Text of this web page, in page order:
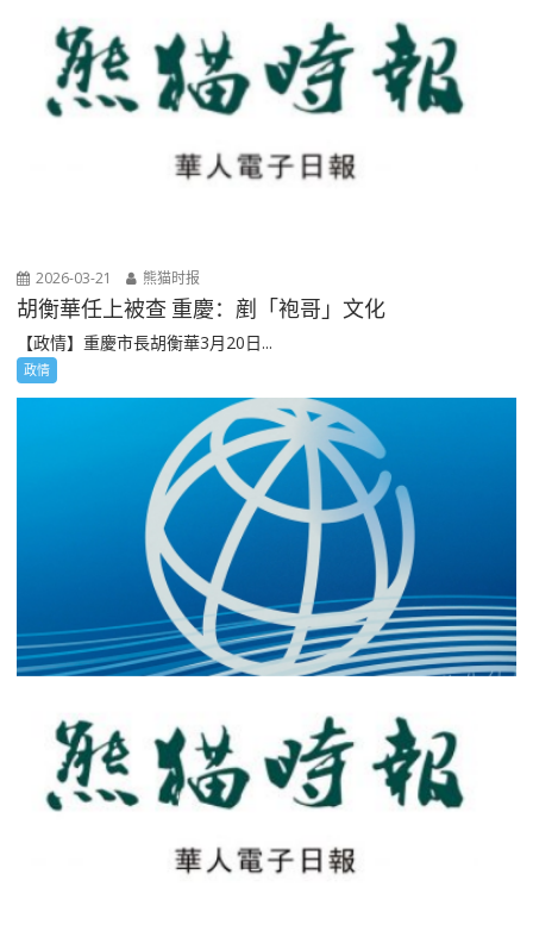
2026-03-21 熊猫时报
胡衡華任上被查 重慶：剷「袍哥」文化
【政情】重慶市長胡衡華3月20日...
政情